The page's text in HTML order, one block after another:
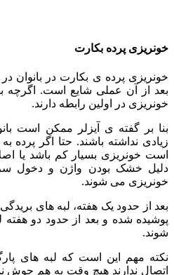
خونریزی پرده بکارت
خونریزی پرده ی بکارت در بانوان
بعد از آن عملی شایع است. اگرچه
خونریزی در اولین رابطه دارند.
بنا بر گفته ی آیزلر ممکن است
زیادی نداشته باشند. حتا اگر
است خونریزی بسیار کم باشد یا
دلیل خشک بودن واژن و دخول
خونریزی می شوند.
بعد از حدود یک هفته، لبه های
پوشیده شده و بعد از حدود دو
شوند.
نکته مهم این است که لبه های
اتصال ندارند هیچ وقت به هم جوش